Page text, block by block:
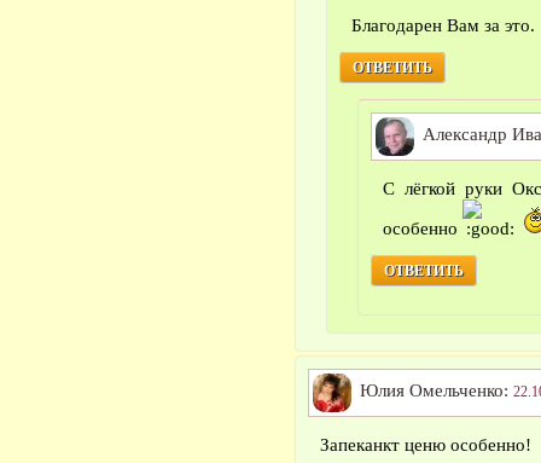
Благодарен Вам за это.
ОТВЕТИТЬ
Александр
С лёгкой руки
особенно
ОТВЕТИТЬ
Юлия Омельченко:
Запеканкт ценю особенно!